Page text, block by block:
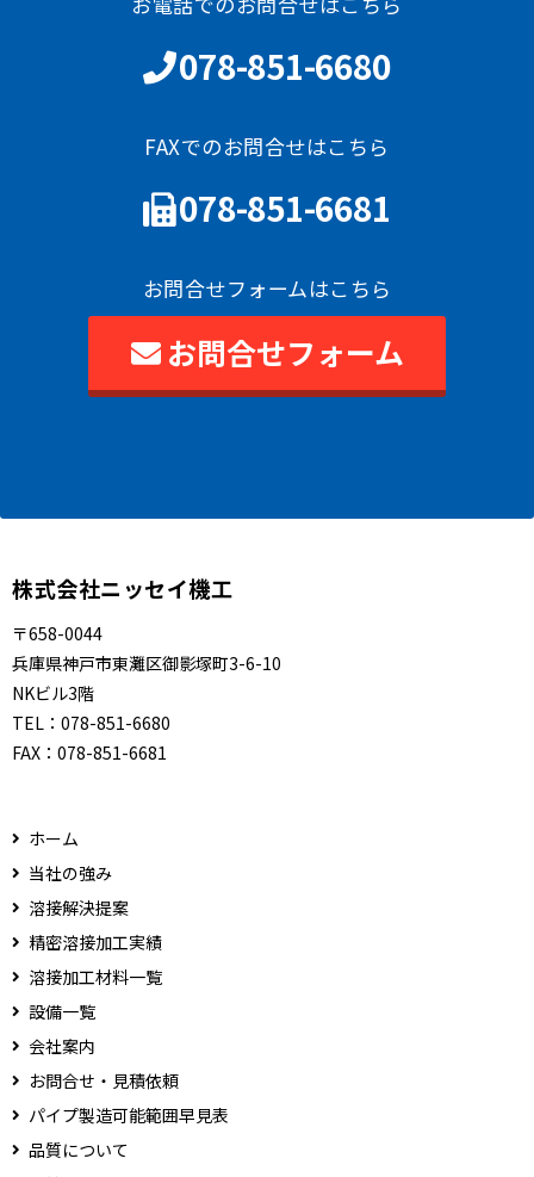
078-851-6680
FAXでのお問合せはこちら
078-851-6681
お問合せフォームはこちら
お問合せフォーム
株式会社ニッセイ機工
〒658-0044
兵庫県神戸市東灘区御影塚町3-6-10
NKビル3階
TEL： 078-851-6680
FAX： 078-851-6681
ホーム
当社の強み
溶接解決提案
精密溶接加工実績
溶接加工材料一覧
設備一覧
会社案内
お問合せ・見積依頼
パイプ製造可能範囲早見表
品質について